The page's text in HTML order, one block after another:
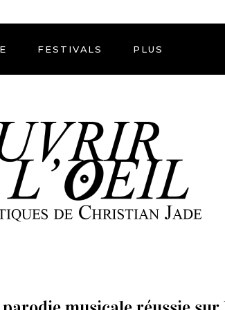
FESTIVALS PLUS